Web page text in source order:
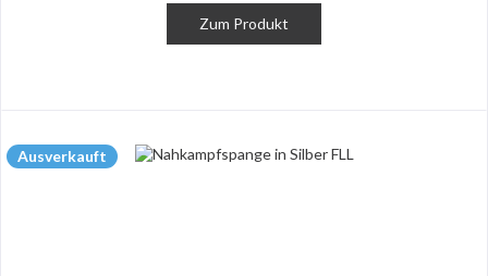
Zum Produkt
Ausverkauft